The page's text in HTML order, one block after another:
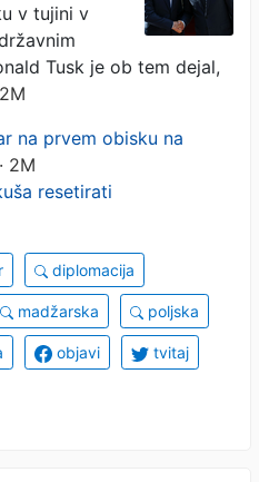
v tujini v
Tusk je ob tem dejal,
na prvem obisku na
2M
resetirati
diplomacija
madžarska poljska
objavi tvitaj